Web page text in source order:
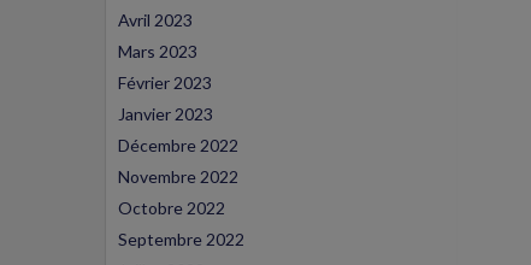
Avril 2023
Mars 2023
Février 2023
Janvier 2023
Décembre 2022
Novembre 2022
Octobre 2022
Septembre 2022